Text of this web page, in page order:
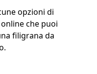
opzioni di
che puoi
filigrana da